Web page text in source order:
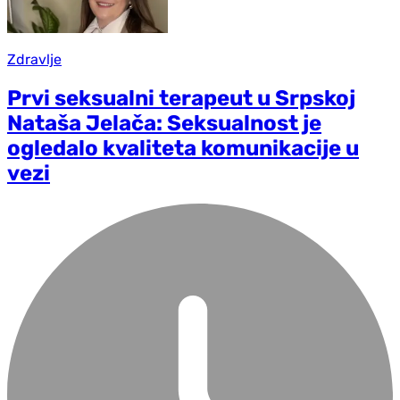
Zdravlje
Prvi seksualni terapeut u Srpskoj
Nataša Jelača: Seksualnost je
ogledalo kvaliteta komunikacije u
vezi